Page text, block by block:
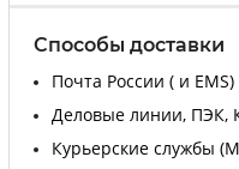
Способы доставки
Почта России ( и EMS)
Деловые линии, ПЭК,
Курьерские службы